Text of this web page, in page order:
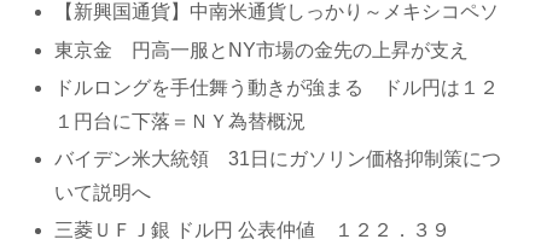
【新興国通貨】中南米通貨しっかり～メキシコペソ
東京金 円高一服とNY市場の金先の上昇が支え
ドルロングを手仕舞う動きが強まる ドル円は１２
１円台に下落＝ＮＹ為替概況
バイデン米大統領 31日にガソリン価格抑制策につ
いて説明へ
三菱ＵＦＪ銀 ドル円 公表仲値 １２２．３９